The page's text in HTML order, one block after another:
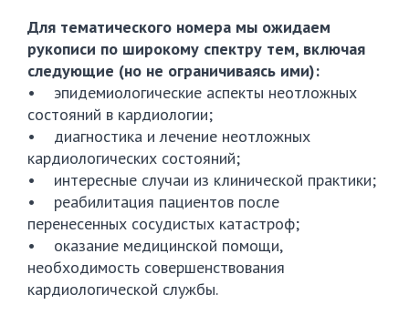
Для тематического номера мы ожидаем
рукописи по широкому спектру тем, включая
следующие (но не ограничиваясь ими):
• эпидемиологические аспекты неотложных
состояний в кардиологии;
• диагностика и лечение неотложных
кардиологических состояний;
• интересные случаи из клинической практики;
• реабилитация пациентов после
перенесенных сосудистых катастроф;
• оказание медицинской помощи,
необходимость совершенствования
кардиологической службы.